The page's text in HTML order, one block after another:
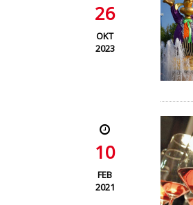
26
OKT
2023
10
FEB
2021